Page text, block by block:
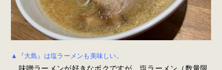
▲『大島』は塩ラーメンも美味しい。
味噌ラーメンが好きなボクですが、塩ラーメン（数量限